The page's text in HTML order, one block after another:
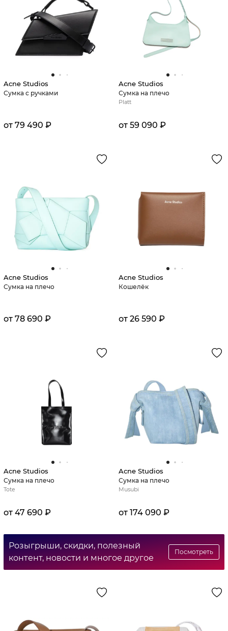
Acne Studios
Сумка с ручками
от 79 490 ₽
Acne Studios
Сумка на плечо
Platt
от 59 090 ₽
Acne Studios
Сумка на плечо
от 78 690 ₽
Acne Studios
Кошелёк
от 26 590 ₽
Acne Studios
Сумка на плечо
Tote
от 47 690 ₽
Acne Studios
Сумка на плечо
Musubi
от 174 090 ₽
Розыгрыши, скидки, полезный
контент, новости и многое другое
Посмотреть